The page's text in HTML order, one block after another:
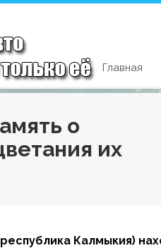
Главная
о
их
Калмыкия)